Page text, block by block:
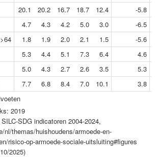
20.1 20.2 16.7 18.7 12.4
-5.8
4.7 4.3 4.2 5.0 3.0
-6.5
1.8 1.9 2.0 2.1 1.5
-5.6
5.3 4.4 5.1 7.3 6.4
4.6
5.0 4.3 2.7 2.6 3.5
5.3
7.7 6.8 8.4 7.0 10.1
3.8
2019
SDG indicatoren 2004-2024,
nl/themas/huishoudens/armoede-en-
risico-op-armoede-sociale-uitsluiting#figures
2025)